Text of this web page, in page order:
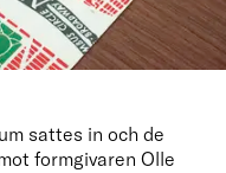
sattes in och de
formgivaren Olle